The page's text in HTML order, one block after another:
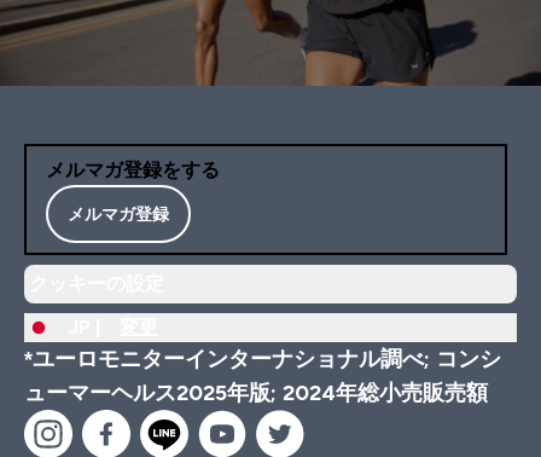
メルマガ登録をする
メルマガ登録
*ユーロモニターインターナショナル調べ; コンシ
ューマーヘルス2025年版; 2024年総小売販売額